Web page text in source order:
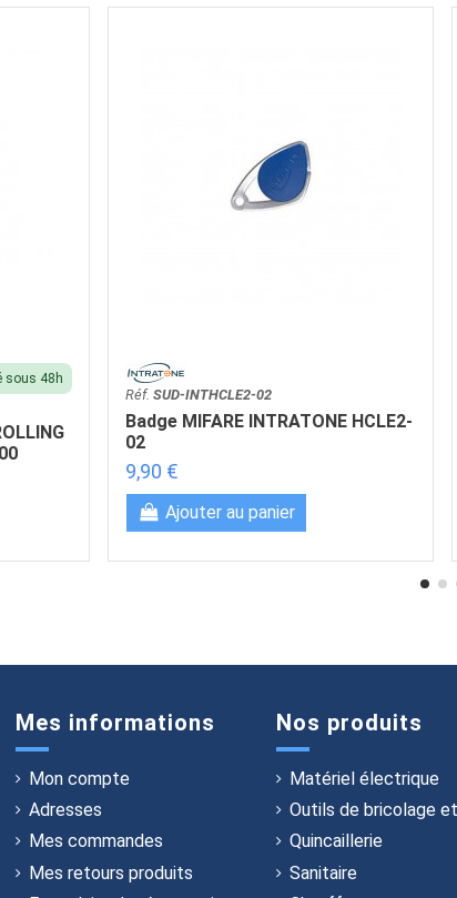
sous 48h
Réf. SUD-INTHCLE2-02
Badge MIFARE INTRATONE HCLE2-
02
9,90 €
Ajouter au panier
Mes informations
Mon compte
Adresses
Mes commandes
Mes retours produits
Nos produits
Matériel électrique
Outils de bricolage
Quincaillerie
Sanitaire